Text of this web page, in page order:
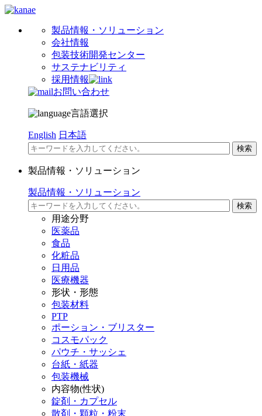
製品情報・ソリューション
会社情報
包装技術開発センター
サステナビリティ
採用情報
お問い合わせ
言語選択
English 日本語
製品情報・ソリューション
製品情報・ソリューション
用途分野
医薬品
食品
化粧品
日用品
医療機器
形状・形態
包装材料
PTP
ポーション・ブリスター
コスモパック
パウチ・サッシェ
台紙・紙器
包装機械
内容物(性状)
錠剤・カプセル
散剤・顆粒・粉末